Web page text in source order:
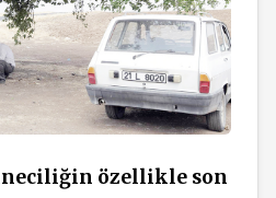
özellikle son